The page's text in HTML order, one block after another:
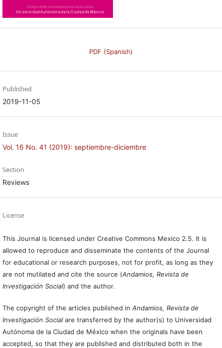
PDF (Spanish)
Published
2019-11-05
Issue
Vol. 16 No. 41 (2019): septiembre-diciembre
Section
Reviews
License
This Journal is licensed under Creative Commons Mexico 2.5. It is
allowed to reproduce and disseminate the contents of the Journal
for educational or research purposes, not for profit, as long as they
are not mutilated and cite the source (Andamios, Revista de
Investigación Social) and the author.
The copyright of the articles published in Andamios, Revista de
Investigación Socialare transferred by the author(s) to Universidad
Autónoma de la Ciudad de México when the originals have been
accepted, so that they are published and distributed both in the